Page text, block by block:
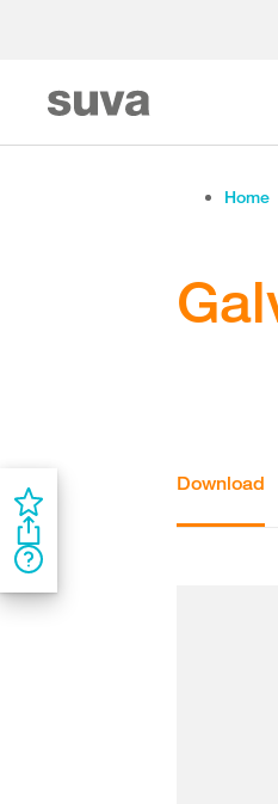
Home
Download